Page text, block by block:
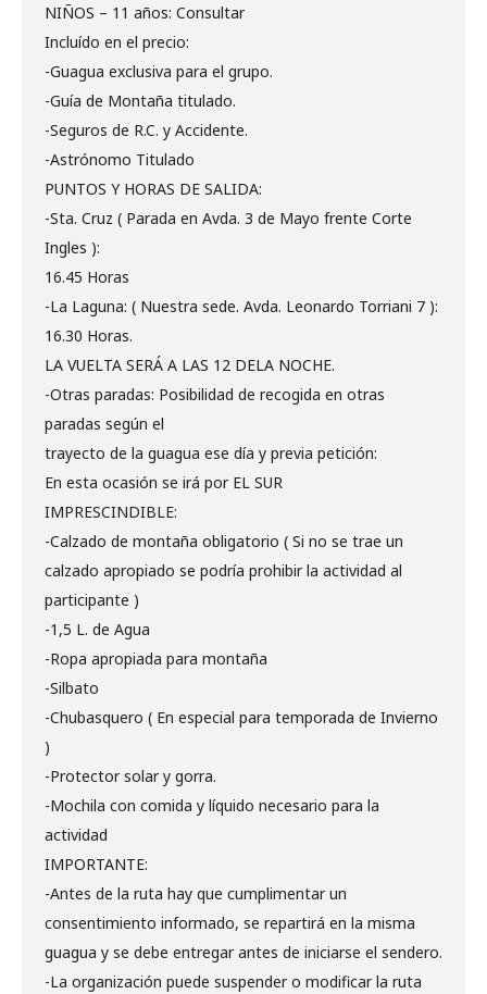
NIÑOS – 11 años: Consultar
Incluído en el precio:
-Guagua exclusiva para el grupo.
-Guía de Montaña titulado.
-Seguros de R.C. y Accidente.
-Astrónomo Titulado
PUNTOS Y HORAS DE SALIDA:
-Sta. Cruz ( Parada en Avda. 3 de Mayo frente Corte
Ingles ):
16.45 Horas
-La Laguna: ( Nuestra sede. Avda. Leonardo Torriani 7 ):
16.30 Horas.
LA VUELTA SERÁ A LAS 12 DELA NOCHE.
-Otras paradas: Posibilidad de recogida en otras
paradas según el
trayecto de la guagua ese día y previa petición:
En esta ocasión se irá por EL SUR
IMPRESCINDIBLE:
-Calzado de montaña obligatorio ( Si no se trae un
calzado apropiado se podría prohibir la actividad al
participante )
-1,5 L. de Agua
-Ropa apropiada para montaña
-Silbato
-Chubasquero ( En especial para temporada de Invierno
)
-Protector solar y gorra.
-Mochila con comida y líquido necesario para la
actividad
IMPORTANTE:
-Antes de la ruta hay que cumplimentar un
consentimiento informado, se repartirá en la misma
guagua y se debe entregar antes de iniciarse el sendero.
-La organización puede suspender o modificar la ruta